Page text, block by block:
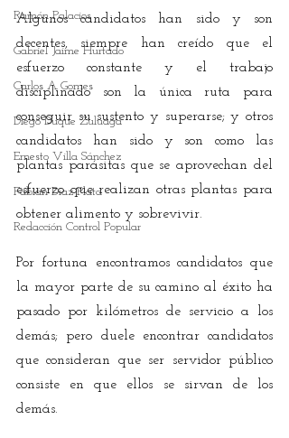
Ramón Palacios
Gabriel Jaime Hurtado
Carlos A Gomes
Diego Duque Zuluaga
Ernesto Villa Sánchez
Fabián Díaz Plata
Redacción Control Popular
Algunos candidatos han sido y son
decentes, siempre han creído que el
esfuerzo constante y el trabajo
disciplinado son la única ruta para
conseguir su sustento y superarse; y otros
candidatos han sido y son como las
plantas parásitas que se aprovechan del
esfuerzo que realizan otras plantas para
obtener alimento y sobrevivir.
Por fortuna encontramos candidatos que
la mayor parte de su camino al éxito ha
pasado por kilómetros de servicio a los
demás; pero duele encontrar candidatos
que consideran que ser servidor público
consiste en que ellos se sirvan de los
demás.